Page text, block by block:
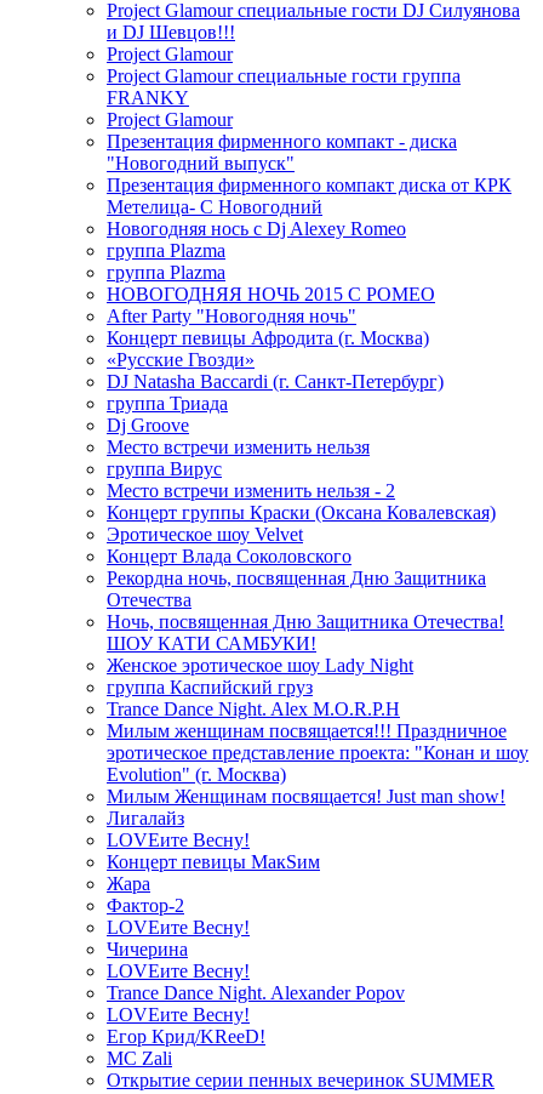
Project Glamour специальные гости DJ Силуянова
и DJ Шевцов!!!
Project Glamour
Project Glamour специальные гости группа
FRANKY
Project Glamour
Презентация фирменного компакт - диска
"Новогодний выпуск"
Презентация фирменного компакт диска от КРК
Метелица- С Новогодний
Новогодняя нось с Dj Alexey Romeo
группа Plazma
группа Plazma
НОВОГОДНЯЯ НОЧЬ 2015 C РОМЕО
After Party "Новогодняя ночь"
Концерт певицы Афродита (г. Москва)
«Русские Гвозди»
DJ Natasha Baccardi (г. Санкт-Петербург)
группа Триада
Dj Groove
Место встречи изменить нельзя
группа Вирус
Место встречи изменить нельзя - 2
Концерт группы Краски (Оксана Ковалевская)
Эротическое шоу Velvet
Концерт Влада Соколовского
Рекордна ночь, посвященная Дню Защитника
Отечества
Ночь, посвященная Дню Защитника Отечества!
ШОУ КАТИ САМБУКИ!
Женское эротическое шоу Lady Night
группа Каспийский груз
Trance Dance Night. Alex M.O.R.P.H
Милым женщинам посвящается!!! Праздничное
эротическое представление проекта: "Конан и шоу
Evolution" (г. Москва)
Милым Женщинам посвящается! Just man show!
Лигалайз
LOVEите Весну!
Концерт певицы МакSим
Жара
Фактор-2
LOVEите Весну!
Чичерина
LOVEите Весну!
Trance Dance Night. Alexander Popov
LOVEите Весну!
Егор Крид/KReeD!
MC Zali
Открытие серии пенных вечеринок SUMMER